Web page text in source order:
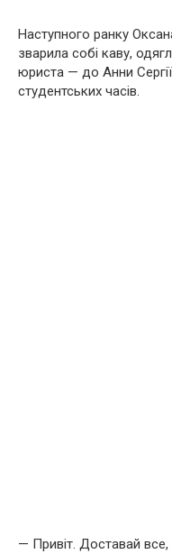
Наступного ранку
зварила собі каву,
юриста — до Анни
студентських часів.
— Привіт. Доставай